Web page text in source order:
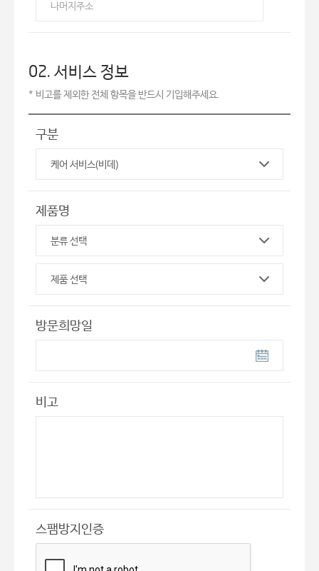
02. 서비스 정보
* 비고를 제외한 전체 항목을 반드시 기입해주세요.
구분
제품명
방문희망일
비고
스팸방지인증